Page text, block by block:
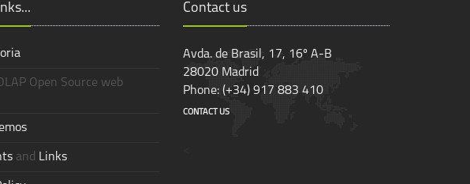
Open Source web
and Links
Contact us
Avda. de Brasil, 17, 16º A-B
28020 Madrid
Phone: (+34) 917 883 410
CONTACT US